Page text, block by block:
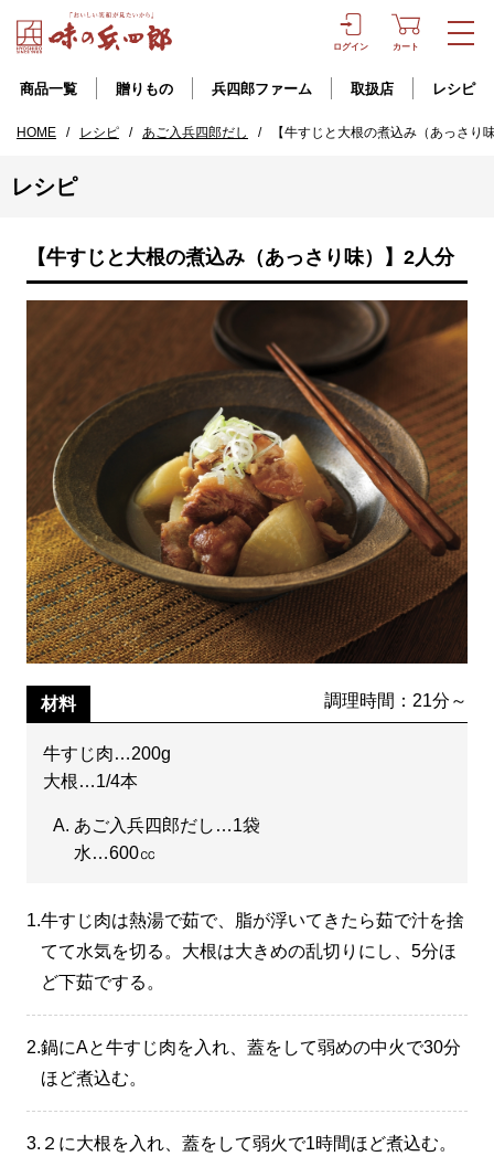
ログイン カート
商品一覧 贈りもの 兵四郎ファーム 取扱店 レシピ
HOME / レシピ / あご入兵四郎だし / 【牛すじと大根の煮込み（あっさり
レシピ
【牛すじと大根の煮込み（あっさり味）】2人分
材料 調理時間：21分～
牛すじ肉…200g
大根…1/4本
あご入兵四郎だし…1袋
水…600㏄
1.牛すじ肉は熱湯で茹で、脂が浮いてきたら茹で汁を捨
てて水気を切る。大根は大きめの乱切りにし、5分ほ
ど下茹でする。
2.鍋にAと牛すじ肉を入れ、蓋をして弱めの中火で30分
ほど煮込む。
3. ２に大根を入れ、蓋をして弱火で1時間ほど煮込む。